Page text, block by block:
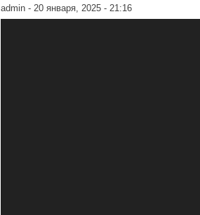
admin - 20 января, 2025 - 21:16